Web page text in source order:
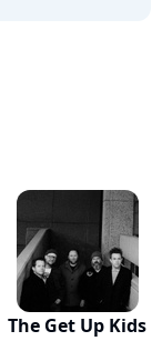
The Get Up Kids